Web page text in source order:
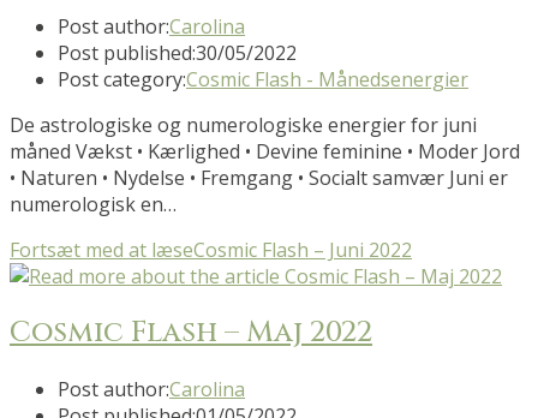
Post author:Carolina
Post published:30/05/2022
Post category:Cosmic Flash - Månedsenergier
De astrologiske og numerologiske energier for juni
måned Vækst • Kærlighed • Devine feminine • Moder Jord
• Naturen • Nydelse • Fremgang • Socialt samvær Juni er
numerologisk en…
Fortsæt med at læseCosmic Flash – Juni 2022
Cosmic Flash – Maj 2022
Post author:Carolina